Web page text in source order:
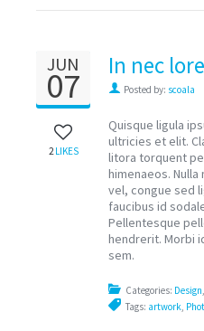
JUN
07
2LIKES
In nec
Posted by: scoala
Quisque ligula
ultricies et elit.
litora torquent
himenaeos.
vel, congue sed
faucibus id
Pellentesque
hendrerit. Morbi
sem.
Categories: Design,
Tags: artwork,